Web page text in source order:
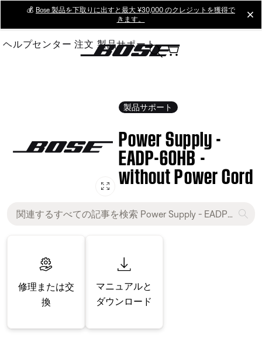
Main
💰 Bose 製品を下取りに出すと最大 ¥30,000 のクレジットを獲得で
きます。
ヘルプセンター 注文 製品サポート
製品サポート
Power Supply -
EADP-60HB -
without Power Cord
修理または交
換
マニュアルと
ダウンロード